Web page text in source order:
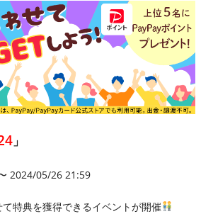
」
2024/05/26 21:59
特典を獲得できるイベントが開催